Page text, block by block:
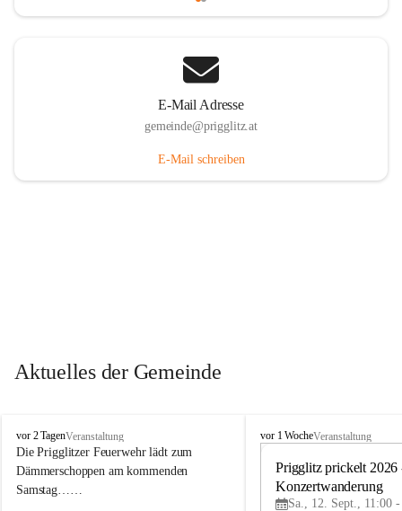
E-Mail Adresse
gemeinde@prigglitz.at
E-Mail schreiben
Aktuelles der Gemeinde
P
r
i
g
vor 2 TagenVeranstaltung
Die Prigglitzer Feuerwehr lädt zum
Dämmerschoppen am kommenden
Samstag……
P
vor 1 WocheVeranstaltung
Prigglitz prickelt 2026
Konzertwanderung
Sa., 12. Sept., 11:00